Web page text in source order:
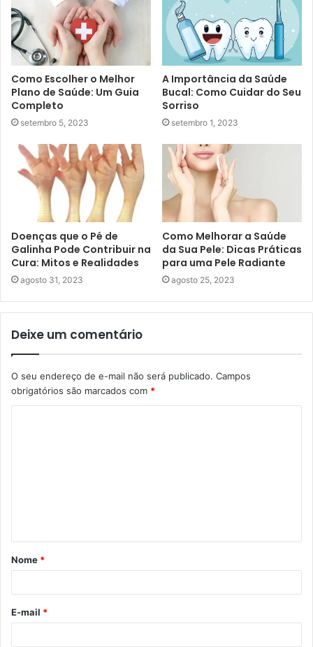
Como Escolher o Melhor
Plano de Saúde: Um Guia
Completo
setembro 5, 2023
A Importância da Saúde
Bucal: Como Cuidar do Seu
Sorriso
setembro 1, 2023
Doenças que o Pé de
Galinha Pode Contribuir na
Cura: Mitos e Realidades
agosto 31, 2023
Como Melhorar a Saúde
da Sua Pele: Dicas Práticas
para uma Pele Radiante
agosto 25, 2023
Deixe um comentário
O seu endereço de e-mail não será publicado. Campos
obrigatórios são marcados com *
á
r
*
Nome *
E-mail *